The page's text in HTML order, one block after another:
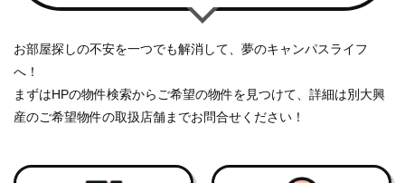
お部屋探しの不安を一つでも解消して、夢のキャンパスライフ
へ！
まずはHPの物件検索からご希望の物件を見つけて、詳細は別大興
産のご希望物件の取扱店舗までお問合せください！